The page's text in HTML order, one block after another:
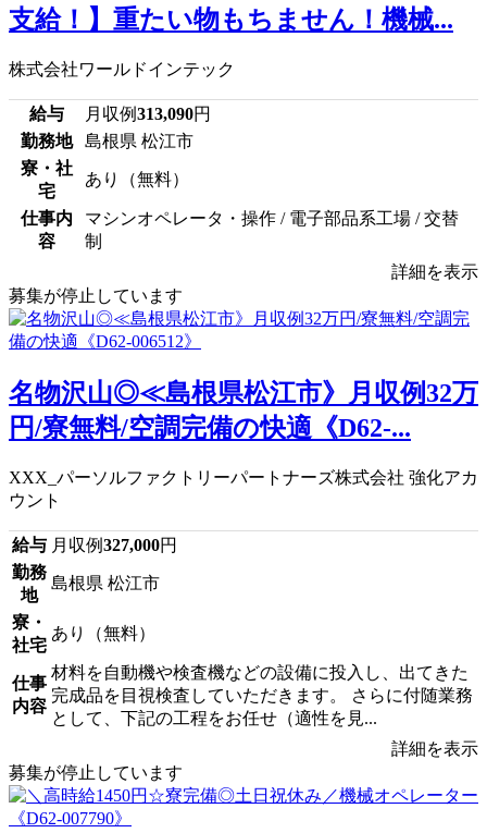
支給！】重たい物もちません！機械...
株式会社ワールドインテック
給与 月収例313,090円
勤務地
島根県 松江市
寮・社
宅
あり（無料）
仕事内
容
マシンオペレータ・操作 / 電子部品系工場 / 交替
制
詳細を表示
募集が停止しています
名物沢山◎≪島根県松江市》月収例32万
円/寮無料/空調完備の快適《D62-...
XXX_パーソルファクトリーパートナーズ株式会社 強化アカ
ウント
給与 月収例327,000円
勤務
地
島根県 松江市
寮・
社宅
あり（無料）
仕事
内容
材料を自動機や検査機などの設備に投入し、出てきた
完成品を目視検査していただきます。 さらに付随業務
として、下記の工程をお任せ（適性を見...
詳細を表示
募集が停止しています